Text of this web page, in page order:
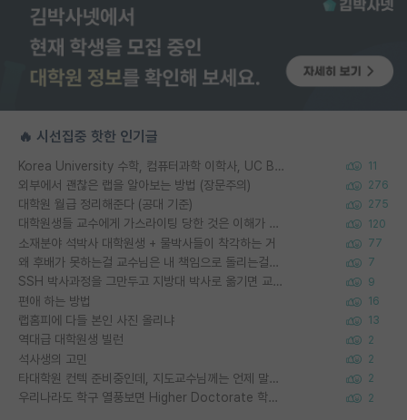
🔥 시선집중 핫한 인기글
Korea University 수학, 컴퓨터과학 이학사, UC Berkeley 산업공학 대학원 공학박사가 되는 것은 쉽지 않겠죠? 11
외부에서 괜찮은 랩을 알아보는 방법 (장문주의) 276
대학원 월급 정리해준다 (공대 기준) 275
대학원생들 교수에게 가스라이팅 당한 것은 이해가 갑니다. 안타깝네요. 120
소재분야 석박사 대학원생 + 물박사들이 착각하는 거 77
왜 후배가 못하는걸 교수님은 내 책임으로 돌리는걸까요? 7
SSH 박사과정을 그만두고 지방대 박사로 옮기면 교수의 꿈은 끝일까요? 9
편애 하는 방법 16
랩홈피에 다들 본인 사진 올리냐 13
역대급 대학원생 빌런 2
석사생의 고민 2
타대학원 컨텍 준비중인데, 지도교수님께는 언제 말씀드려야 할까요? 2
우리나라도 학구 열풍보면 Higher Doctorate 학위가 필요하다고 봅니다. 2